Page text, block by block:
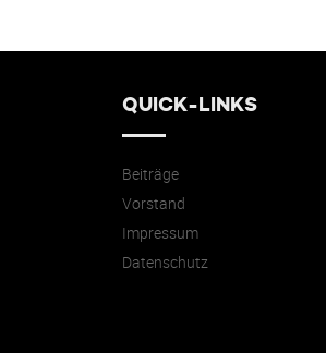
QUICK-LINKS
Beiträge
Vorstand
Impressum
Datenschutz